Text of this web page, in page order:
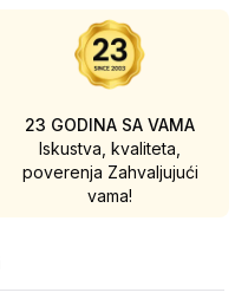
23 GODINA SA VAMA
Iskustva, kvaliteta,
poverenja Zahvaljujući
vama!